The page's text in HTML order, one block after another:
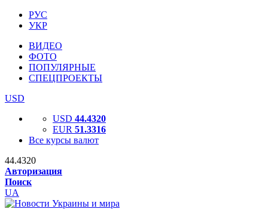
РУС
УКР
ВИДЕО
ФОТО
ПОПУЛЯРНЫЕ
СПЕЦПРОЕКТЫ
USD
USD 44.4320
EUR 51.3316
Все курсы валют
44.4320
Авторизация
Поиск
UA